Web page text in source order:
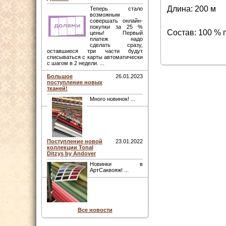
Теперь стало
возможным
совершать онлайн-
покупки за 25 %
цены! Первый
платеж надо
сделать сразу,
оставшиеся три части будут
списываться с карты автоматически
с шагом в 2 недели. ...
Большое
поступление новых
тканей!
26.01.2023
Много новинок! ...
Поступление новой
коллекции Tonal
Ditzys by Andover
23.01.2022
Новинки в
АртСаквояж! ...
Все новости
Длина: 200 м
Состав: 100 %